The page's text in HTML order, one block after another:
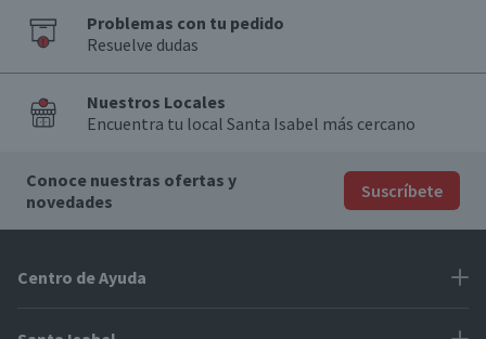
Problemas con tu pedido
Resuelve dudas
Nuestros Locales
Encuentra tu local Santa Isabel más cercano
Conoce nuestras ofertas y
novedades
Suscríbete
Centro de Ayuda